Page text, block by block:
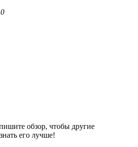
0
обзор, чтобы другие
его лучше!